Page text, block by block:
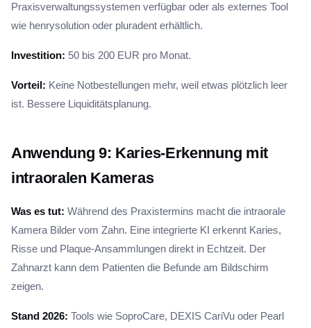
Praxisverwaltungssystemen verfügbar oder als externes Tool
wie henrysolution oder pluradent erhältlich.
Investition: 50 bis 200 EUR pro Monat.
Vorteil: Keine Notbestellungen mehr, weil etwas plötzlich leer
ist. Bessere Liquiditätsplanung.
Anwendung 9: Karies-Erkennung mit
intraoralen Kameras
Was es tut: Während des Praxistermins macht die intraorale
Kamera Bilder vom Zahn. Eine integrierte KI erkennt Karies,
Risse und Plaque-Ansammlungen direkt in Echtzeit. Der
Zahnarzt kann dem Patienten die Befunde am Bildschirm
zeigen.
Stand 2026: Tools wie SoproCare, DEXIS CariVu oder Pearl